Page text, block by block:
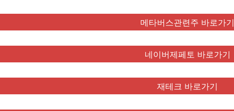
메타버스관련주 바로가기
네이버제페토 바로가기
재테크 바로가기